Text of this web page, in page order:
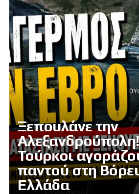
Ξεπουλάνε την
Τούρκοι
παντού στη
Ελλάδα